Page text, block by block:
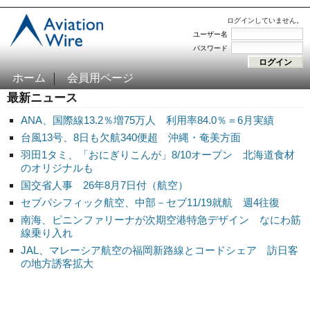
ログインしていません。
ユーザー名
パスワード
ホーム 会員用ページ
最新ニュース
ANA、国際線13.2％増75万人 利用率84.0％＝6月実績
台風13号、8日も欠航340便超 沖縄・奄美方面
羽田1タミ、「おにぎりこんが」8/10オープン 北海道食材
のオリジナルも
国交省人事 26年8月7日付（航空）
セブパシフィック航空、中部－セブ11/19就航 週4往復
南海、ピニンファリーナが次期空港特急デザイン なにわ筋
線乗り入れ
JAL、マレーシア航空の福岡新路線とコードシェア 訪日客
の地方誘客拡大